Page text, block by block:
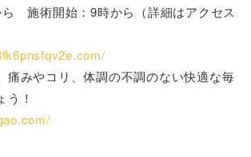
施術開始：9時から（詳細はアクセス
痛みやコリ、体調の不調のない快適な毎
う！